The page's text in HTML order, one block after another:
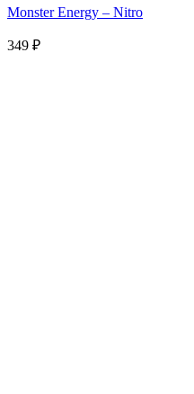
Monster Energy – Nitro
349 ₽